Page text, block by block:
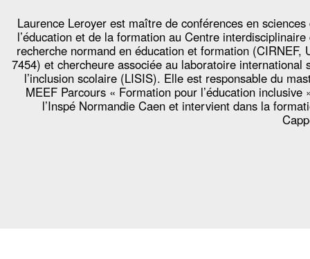
Laurence Leroyer est maître de conférences en sciences
l’éducation et de la formation au Centre interdisciplinaire
recherche normand en éducation et formation (CIRNEF,
7454) et chercheure associée au laboratoire international
l’inclusion scolaire (LISIS). Elle est responsable du
MEEF Parcours « Formation pour l’éducation inclusive
l’Inspé Normandie Caen et intervient dans la